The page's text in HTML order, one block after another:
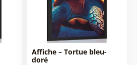
Affiche – Tortue bleu-
doré